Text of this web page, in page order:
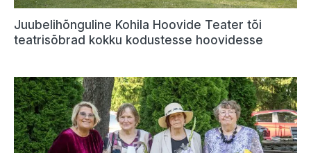
Juubelihõnguline Kohila Hoovide Teater tõi
teatrisõbrad kokku kodustesse hoovidesse